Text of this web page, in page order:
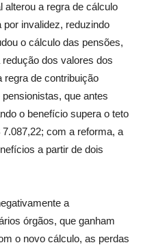
alterou a regra de cálculo
invalidez, reduzindo
o cálculo das pensões,
dos valores dos
regra de contribuição
que antes
o benefício supera o teto
com a reforma, a
a partir de dois
a
órgãos, que ganham
o novo cálculo, as perdas